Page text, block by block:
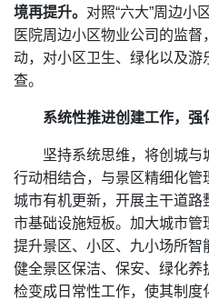
境再提升。 对照“六大”周边小
医院周边小区物业公司的监
动，对小区卫生、绿化以及
查。
系统性推进创建工作，强
坚持系统思维，将创城与
行动相结合，与景区精细化
城市有机更新，开展主干道
市基础设施短板。加大城市管
提升景区、小区、九小场所
健全景区保洁、保安、绿化
检变成日常性工作，使其制